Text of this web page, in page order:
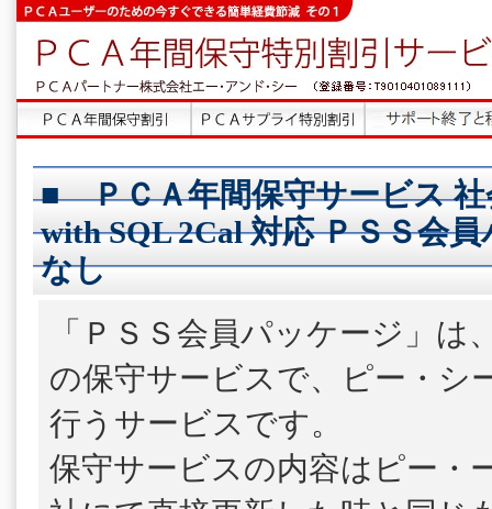
■ ＰＣＡ年間保守サービス 社
with SQL 2Cal 対応 ＰＳＳ会
なし
「ＰＳＳ会員パッケージ」は
の保守サービスで、ピー・シ
行うサービスです。
保守サービスの内容はピー・